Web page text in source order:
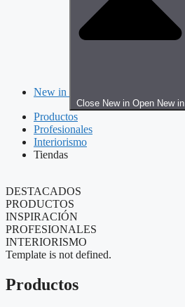
New in
Close New in Open New in
Productos
Profesionales
Interiorismo
Tiendas
DESTACADOS
PRODUCTOS
INSPIRACIÓN
PROFESIONALES
INTERIORISMO
Template is not defined.
Productos